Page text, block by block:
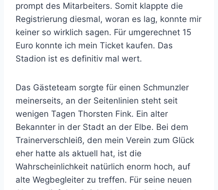
prompt des Mitarbeiters. Somit klappte die
Registrierung diesmal, woran es lag, konnte mir
keiner so wirklich sagen. Für umgerechnet 15
Euro konnte ich mein Ticket kaufen. Das
Stadion ist es definitiv mal wert.
Das Gästeteam sorgte für einen Schmunzler
meinerseits, an der Seitenlinien steht seit
wenigen Tagen Thorsten Fink. Ein alter
Bekannter in der Stadt an der Elbe. Bei dem
Trainerverschleiß, den mein Verein zum Glück
eher hatte als aktuell hat, ist die
Wahrscheinlichkeit natürlich enorm hoch, auf
alte Wegbegleiter zu treffen. Für seine neuen